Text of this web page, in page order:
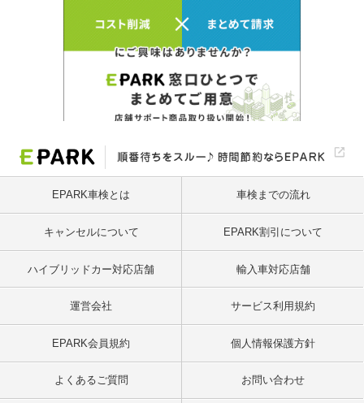
EPARK車検とは 車検までの流れ
キャンセルについて EPARK割引について
ハイブリッドカー対応店舗 輸入車対応店舗
運営会社 サービス利用規約
EPARK会員規約 個人情報保護方針
よくあるご質問 お問い合わせ